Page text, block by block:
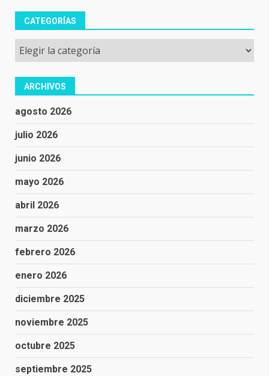
CATEGORÍAS
Categorías
ARCHIVOS
agosto 2026
julio 2026
junio 2026
mayo 2026
abril 2026
marzo 2026
febrero 2026
enero 2026
diciembre 2025
noviembre 2025
octubre 2025
septiembre 2025